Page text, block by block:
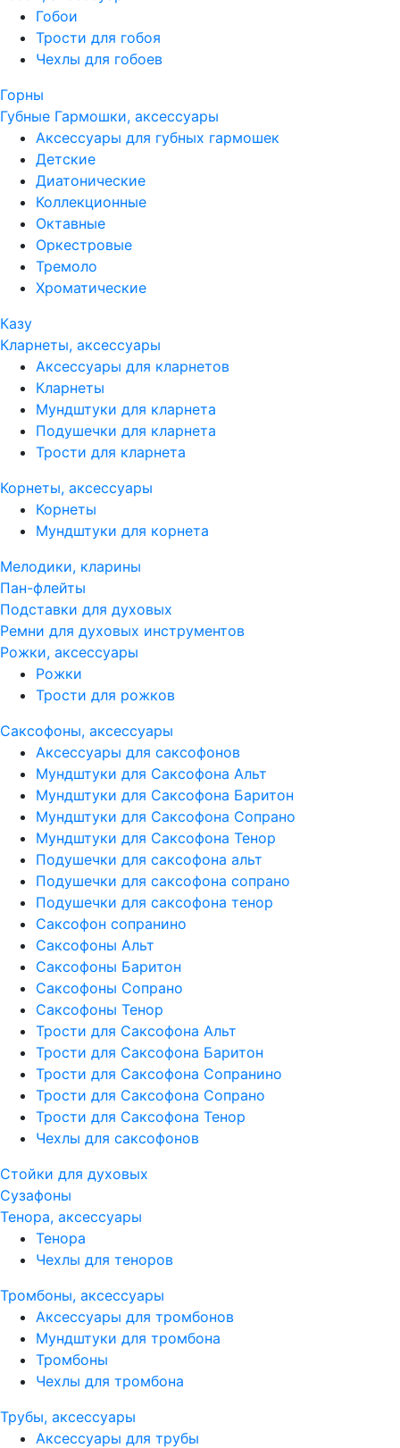
Гобои
Трости для гобоя
Чехлы для гобоев
Горны
Губные Гармошки, аксессуары
Аксессуары для губных гармошек
Детские
Диатонические
Коллекционные
Октавные
Оркестровые
Тремоло
Хроматические
Казу
Кларнеты, аксессуары
Аксессуары для кларнетов
Кларнеты
Мундштуки для кларнета
Подушечки для кларнета
Трости для кларнета
Корнеты, аксессуары
Корнеты
Мундштуки для корнета
Мелодики, кларины
Пан-флейты
Подставки для духовых
Ремни для духовых инструментов
Рожки, аксессуары
Рожки
Трости для рожков
Саксофоны, аксессуары
Аксессуары для саксофонов
Мундштуки для Саксофона Альт
Мундштуки для Саксофона Баритон
Мундштуки для Саксофона Сопрано
Мундштуки для Саксофона Тенор
Подушечки для саксофона альт
Подушечки для саксофона сопрано
Подушечки для саксофона тенор
Саксофон сопранино
Саксофоны Альт
Саксофоны Баритон
Саксофоны Сопрано
Саксофоны Тенор
Трости для Саксофона Альт
Трости для Саксофона Баритон
Трости для Саксофона Сопранино
Трости для Саксофона Сопрано
Трости для Саксофона Тенор
Чехлы для саксофонов
Стойки для духовых
Сузафоны
Тенора, аксессуары
Тенора
Чехлы для теноров
Тромбоны, аксессуары
Аксессуары для тромбонов
Мундштуки для тромбона
Тромбоны
Чехлы для тромбона
Трубы, аксессуары
Аксессуары для трубы